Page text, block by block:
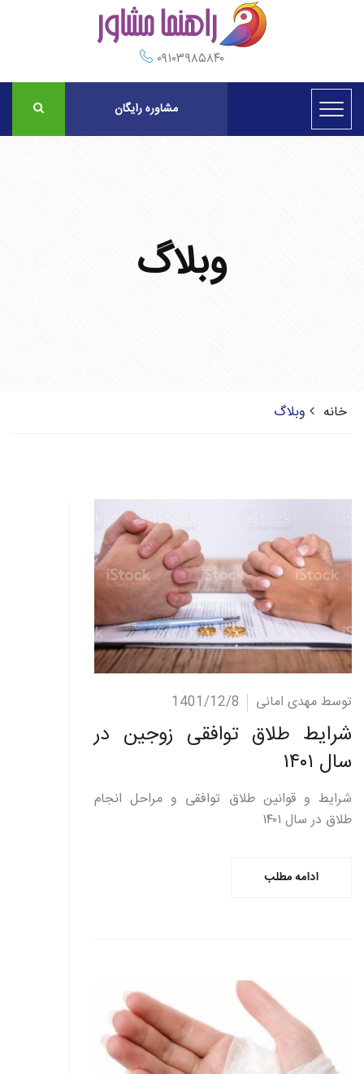
۰۹۱۰۳۹۸۵۸۴۰
مشاوره رایگان
وبلاگ
خانه وبلاگ
ادامه مطلب توسط مهدی امانی 1401/12/8
شرایط طلاق توافقی زوجین در
سال ۱۴۰۱
شرایط و قوانین طلاق توافقی و مراحل انجام
طلاق در سال ۱۴۰۱
ادامه مطلب